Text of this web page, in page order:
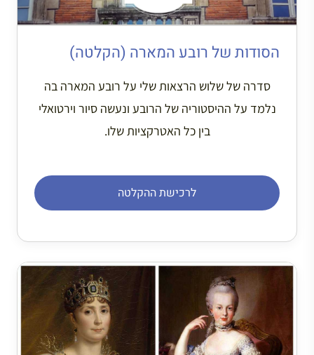
הסודות של רובע המארה (הקלטה)
סדרה של שלוש הרצאות שלי על רובע המארה בה
נלמד על ההיסטוריה של הרובע ונעשה סיור וירטואלי
בין כל האטרקציות שלו.
לרכישת ההקלטה